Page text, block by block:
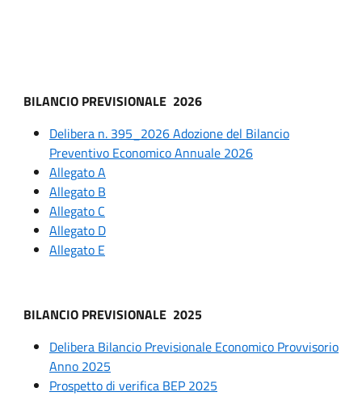
BILANCIO PREVISIONALE 2026
Delibera n. 395_2026 Adozione del Bilancio
Preventivo Economico Annuale 2026
Allegato A
Allegato B
Allegato C
Allegato D
Allegato E
BILANCIO PREVISIONALE 2025
Delibera Bilancio Previsionale Economico Provvisorio
Anno 2025
Prospetto di verifica BEP 2025